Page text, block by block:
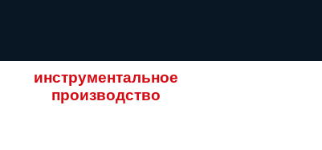
инструментальное
производство